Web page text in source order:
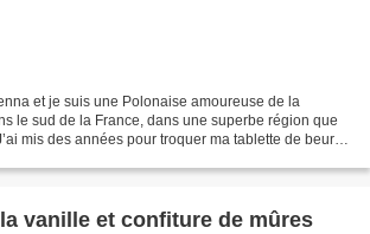
et je suis une Polonaise amoureuse de la
le sud de la France, dans une superbe région que
mis des années pour troquer ma tablette de beurre
vanille et confiture de mûres